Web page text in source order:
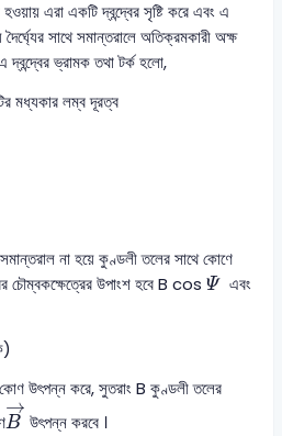
এরা একটি দ্বন্দ্বের সৃষ্টি করে এবং এ
দৈর্ঘ্যের সাথে সমান্তরালে অতিক্রমকারী অক্ষ
দ্বন্দ্বের ভ্রামক তথা টর্ক হলো,
মধ্যকার লম্ব দূরত্ব
না হয়ে কুণ্ডলী তলের সাথে কোণে
চৌম্বকক্ষেত্রের উপাংশ হবে B cosΨ
Ψএবং
উৎপন্ন করে, সুতরাং B কুণ্ডলী তলের
→
B
B→
উৎপন্ন করবে ।